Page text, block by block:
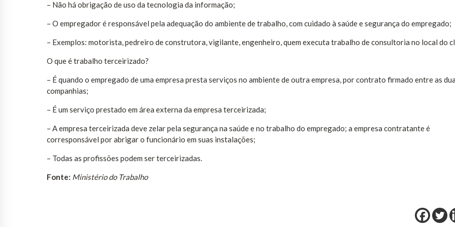
– Não há obrigação de uso da tecnologia da informação;
– O empregador é responsável pela adequação do ambiente de trabalho, com cuidado à saúde e segurança do empregado;
– Exemplos: motorista, pedreiro de construtora, vigilante, engenheiro, quem executa trabalho de consultoria no local do
O que é trabalho terceirizado?
– É quando o empregado de uma empresa presta serviços no ambiente de outra empresa, por contrato firmado entre as
companhias;
– É um serviço prestado em área externa da empresa terceirizada;
– A empresa terceirizada deve zelar pela segurança na saúde e no trabalho do empregado; a empresa contratante é
corresponsável por abrigar o funcionário em suas instalações;
– Todas as profissões podem ser terceirizadas.
Fonte: Ministério do Trabalho